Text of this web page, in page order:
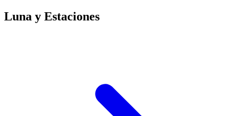
Luna y Estaciones